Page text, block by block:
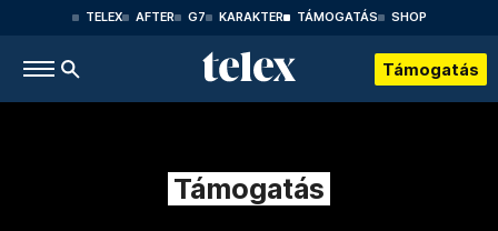
TELEX AFTER G7 KARAKTER TÁMOGATÁS SHOP
Támogatás
Támogatás